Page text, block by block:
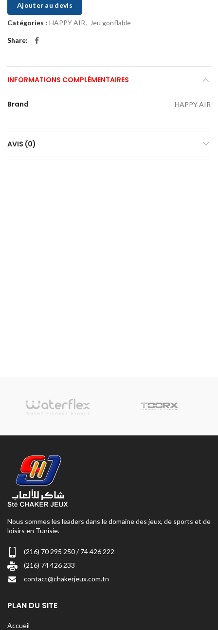
Ajouter au devis
Catégories : HAPPY AIR, Jeu gonflable
Share
INFORMATIONS COMPLÉMENTAIRES
Brand HAPPY AIR
AVIS (0)
Nous sommes les leaders dans le domaine des jeux, de sports et de
loisirs en Tunisie.
(216) 70 295 250 / 74 426 222
(216) 74 426 233
contact@chakerjeux.com.tn
PLAN DU SITE
Accueil